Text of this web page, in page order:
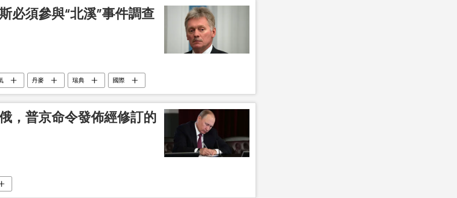
必須參與“北溪”事件調查
丹麥 瑞典 國際
，普京命令發佈經修訂的